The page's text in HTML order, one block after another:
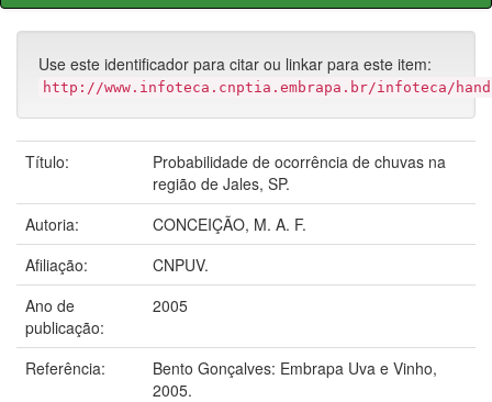
Use este identificador para citar ou linkar para este item:
http://www.infoteca.cnptia.embrapa.br/infoteca/
Título:
Probabilidade de ocorrência de chuvas na
região de Jales, SP.
Autoria:
CONCEIÇÃO, M. A. F.
Afiliação:
CNPUV.
Ano de
publicação:
2005
Referência:
Bento Gonçalves: Embrapa Uva e Vinho,
2005.